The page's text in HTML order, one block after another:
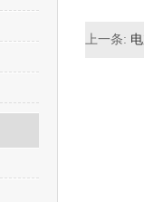
上一条: